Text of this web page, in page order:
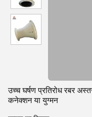
उच्च घर्षण प्रतिरोध रबर
कनेक्शन या युग्मन